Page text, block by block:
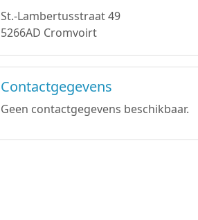
St.-Lambertusstraat 49
5266AD Cromvoirt
Contactgegevens
Geen contactgegevens beschikbaar.